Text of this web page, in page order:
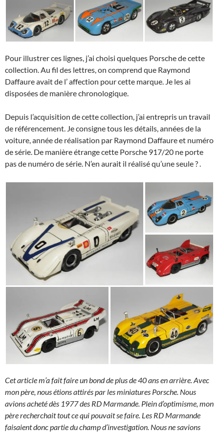
Pour illustrer ces lignes, j’ai choisi quelques Porsche de cette
collection. Au fil des lettres, on comprend que Raymond
Daffaure avait de l’ affection pour cette marque. Je les ai
disposées de manière chronologique.
Depuis l’acquisition de cette collection, j’ai entrepris un travail
de référencement. Je consigne tous les détails, années de la
voiture, année de réalisation par Raymond Daffaure et numéro
de série. De manière étrange cette Porsche 917/20 ne porte
pas de numéro de série. N’en aurait il réalisé qu’une seule ? .
Cet article m’a fait faire un bond de plus de 40 ans en arrière. Avec
mon père, nous étions attirés par les miniatures Porsche. Nous
avions acheté dès 1977 des RD Marmande. Plein d’optimisme, mon
père recherchait tout ce qui pouvait se faire. Les RD Marmande
faisaient donc partie du champ d’investigation. Nous ne savions